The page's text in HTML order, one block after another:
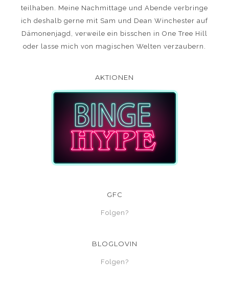
teilhaben. Meine Nachmittage und Abende verbringe
ich deshalb gerne mit Sam und Dean Winchester auf
Dämonenjagd, verweile ein bisschen in One Tree Hill
oder lasse mich von magischen Welten verzaubern.
AKTIONEN
GFC
Folgen?
BLOGLOVIN
Folgen?